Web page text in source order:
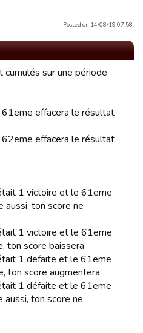
Posted on 14/08/19 07:58.
cumulés sur une période
effacera le résultat
effacera le résultat
1 victoire et le 61eme
aussi, ton score ne
1 victoire et le 61eme
ton score baissera
1 defaite et le 61eme
ton score augmentera
1 défaite et le 61eme
aussi, ton score ne